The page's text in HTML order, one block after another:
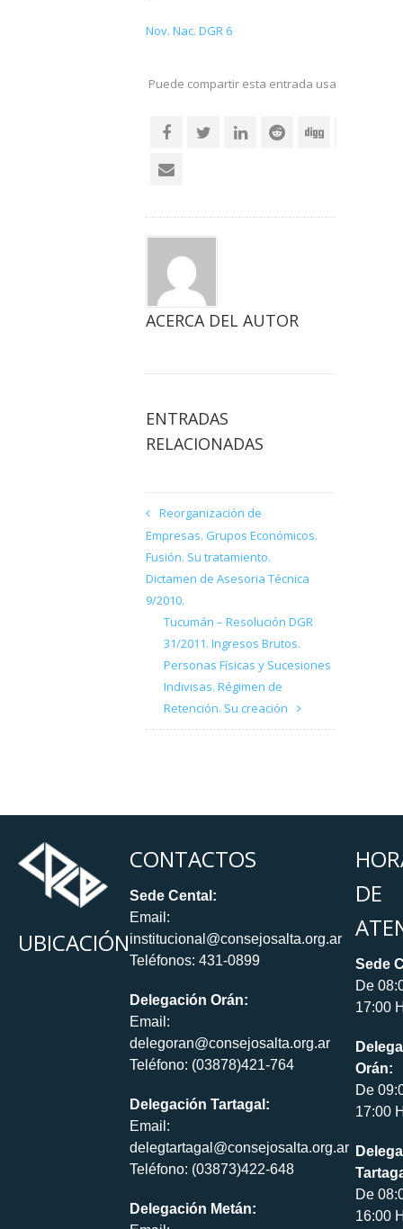
Nov. Nac. DGR 6
Puede compartir esta entrada usando sus
ACERCA DEL AUTOR
ENTRADAS
RELACIONADAS
Reorganización de
Empresas. Grupos Económicos.
Fusión. Su tratamiento.
Dictamen de Asesoria Técnica
9/2010.
Tucumán – Resolución DGR
31/2011. Ingresos Brutos.
Personas Físicas y Sucesiones
Indivisas. Régimen de
Retención. Su creación
UBICACIÓN
CONTACTOS
Sede Cental:
Email:
institucional@consejosalta.org.ar
Teléfonos: 431-0899
Delegación Orán:
Email:
delegoran@consejosalta.org.ar
Teléfono: (03878)421-764
Delegación Tartagal:
Email:
delegtartagal@consejosalta.org.ar
Teléfono: (03873)422-648
Delegación Metán:
DE
Sede
De
17:00
Orán:
De
17:00
De
16:00